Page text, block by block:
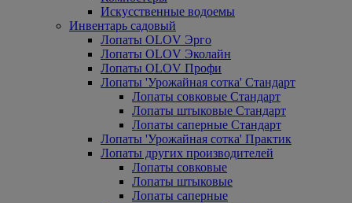
Искусственные водоемы
Инвентарь садовый
Лопаты OLOV Эрго
Лопаты OLOV Эколайн
Лопаты OLOV Профи
Лопаты 'Урожайная сотка' Стандарт
Лопаты совковые Стандарт
Лопаты штыковые Стандарт
Лопаты саперные Стандарт
Лопаты 'Урожайная сотка' Практик
Лопаты других производителей
Лопаты совковые
Лопаты штыковые
Лопаты саперные